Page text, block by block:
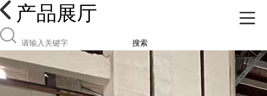
产品展厅
搜索